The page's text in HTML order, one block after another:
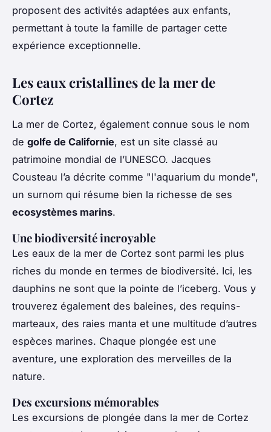
proposent des activités adaptées aux enfants,
permettant à toute la famille de partager cette
expérience exceptionnelle.
Les eaux cristallines de la mer de
Cortez
La mer de Cortez, également connue sous le nom
de golfe de Californie, est un site classé au
patrimoine mondial de l’UNESCO. Jacques
Cousteau l’a décrite comme "l'aquarium du monde",
un surnom qui résume bien la richesse de ses
ecosystèmes marins.
Une biodiversité incroyable
Les eaux de la mer de Cortez sont parmi les plus
riches du monde en termes de biodiversité. Ici, les
dauphins ne sont que la pointe de l’iceberg. Vous y
trouverez également des baleines, des requins-
marteaux, des raies manta et une multitude d’autres
espèces marines. Chaque plongée est une
aventure, une exploration des merveilles de la
nature.
Des excursions mémorables
Les excursions de plongée dans la mer de Cortez